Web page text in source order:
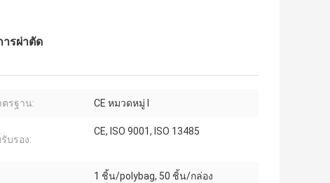
รผ่าตัด
ตรฐาน: CE หมวดหมู่ I
บรอง:
CE, ISO 9001, ISO 13485
1 ชิ้น/polybag, 50 ชิ้น/กล่อง